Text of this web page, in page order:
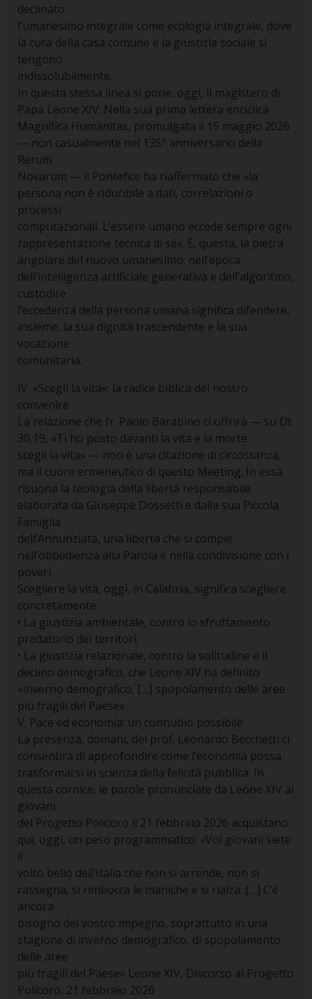
declinato
l’umanesimo integrale come ecologia integrale, dove
la cura della casa comune e la giustizia sociale si
tengono
indissolubilmente.
In questa stessa linea si pone, oggi, il magistero di
Papa Leone XIV. Nella sua prima lettera enciclica
Magnifica Humanitas, promulgata il 15 maggio 2026
— non casualmente nel 135° anniversario della
Rerum
Novarum — il Pontefice ha riaffermato che «la
persona non è riducibile a dati, correlazioni o
processi
computazionali. L’essere umano eccede sempre ogni
rappresentazione tecnica di sé». È, questa, la pietra
angolare del nuovo umanesimo: nell’epoca
dell’intelligenza artificiale generativa e dell’algoritmo,
custodire
l’eccedenza della persona umana significa difendere,
insieme, la sua dignità trascendente e la sua
vocazione
comunitaria.
IV. «Scegli la vita»: la radice biblica del nostro
convenire
La relazione che fr. Paolo Barabino ci offrirà — su Dt
30,19, «Ti ho posto davanti la vita e la morte:
scegli la vita» — non è una citazione di circostanza,
ma il cuore ermeneutico di questo Meeting. In essa
risuona la teologia della libertà responsabile
elaborata da Giuseppe Dossetti e dalla sua Piccola
Famiglia
dell’Annunziata, una libertà che si compie
nell’obbedienza alla Parola e nella condivisione con i
poveri.
Scegliere la vita, oggi, in Calabria, significa scegliere
concretamente:
• La giustizia ambientale, contro lo sfruttamento
predatorio dei territori;
• La giustizia relazionale, contro la solitudine e il
declino demografico, che Leone XIV ha definito
«inverno demografico, […] spopolamento delle aree
più fragili del Paese».
V. Pace ed economia: un connubio possibile
La presenza, domani, del prof. Leonardo Becchetti ci
consentirà di approfondire come l’economia possa
trasformarsi in scienza della felicità pubblica. In
questa cornice, le parole pronunciate da Leone XIV ai
giovani
del Progetto Policoro il 21 febbraio 2026 acquistano
qui, oggi, un peso programmatico: «Voi giovani siete
il
volto bello dell’Italia che non si arrende, non si
rassegna, si rimbocca le maniche e si rialza. […] C’è
ancora
bisogno del vostro impegno, soprattutto in una
stagione di inverno demografico, di spopolamento
delle aree
più fragili del Paese» Leone XIV, Discorso al Progetto
Policoro, 21 febbraio 2026